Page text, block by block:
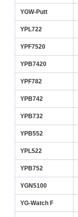
YGW-Putt
YPL722
YPF7520
YPB7420
YPF782
YPB742
YPB732
YPB552
YPL522
YPB752
YGN5100
YG-Watch F